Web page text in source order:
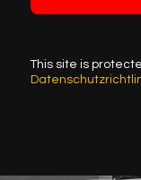
This site is